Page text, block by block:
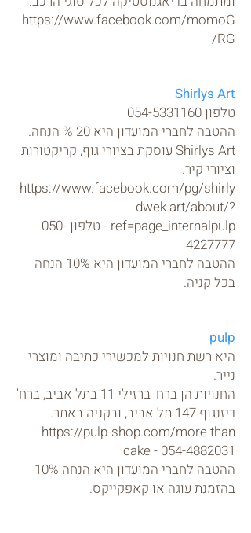
https://www.facebook.com/momoG
RG/
Shirlys Art
טלפון054-5331160
ההטבה לחברי המועדון היא 20 % הנחה.
Shirlys Art עוסקת בציורי גוף, קריקטורות
וציורי קיר.
https://www.facebook.com/pg/shirly
dwek.art/about/?
ref=page_internal
pulp - טלפון 050-
4227777
ההטבה לחברי המועדון היא 10% הנחה
בכל קניה.
pulp
היא רשת חנויות למכשירי כתיבה ומוצרי
נייר.
החנויות הן ברח' ברזילי 11 בתל אביב, ברח'
דיזנגוף 147 תל אביב, ובקניה באתר.
https://pulp-shop.com/more than
cake - 054-4882031
ההטבה לחברי המועדון היא הנחה 10%
בהזמנת עוגה או קאפקייקס.